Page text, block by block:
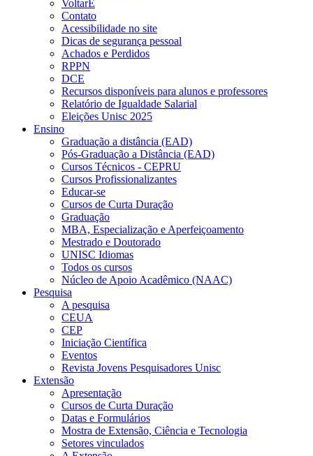
VoltarE
Contato
Acessibilidade no site
Dicas de segurança pessoal
Achados e Perdidos
RPPN
DCE
Recursos disponíveis para alunos e professores
Relatório de Igualdade Salarial
Eleições Unisc 2025
Ensino
Graduação a distância (EAD)
Pós-Graduação a Distância (EAD)
Cursos Técnicos - CEPRU
Cursos Profissionalizantes
Educar-se
Cursos de Curta Duração
Graduação
MBA, Especialização e Aperfeiçoamento
Mestrado e Doutorado
UNISC Idiomas
Todos os cursos
Núcleo de Apoio Acadêmico (NAAC)
Pesquisa
A pesquisa
CEUA
CEP
Iniciação Científica
Eventos
Revista Jovens Pesquisadores Unisc
Extensão
Apresentação
Cursos de Curta Duração
Datas e Formulários
Mostra de Extensão, Ciência e Tecnologia
Setores vinculados